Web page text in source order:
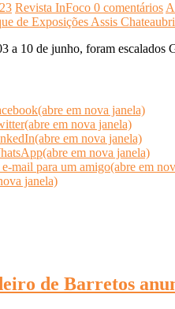
Revista InFoco 0 comentários
de Exposições Assis
a 10 de junho, foram
em nova janela)
em nova janela)
em nova janela)
em nova janela)
mail para um amigo(abre em
janela)
de Barretos